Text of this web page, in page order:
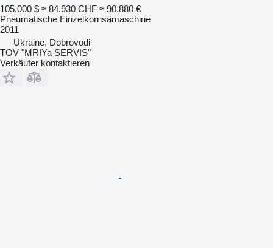
105.000 $ ≈ 84.930 CHF ≈ 90.880 €
Pneumatische Einzelkornsämaschine
2011
Ukraine, Dobrovodi
TOV "MRIYa SERVIS"
Verkäufer kontaktieren